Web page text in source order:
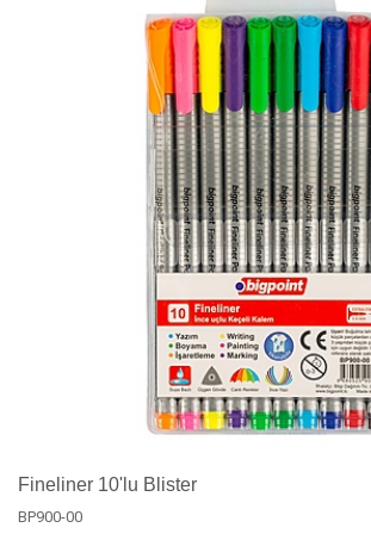
Fineliner 10'lu Blister
BP900-00